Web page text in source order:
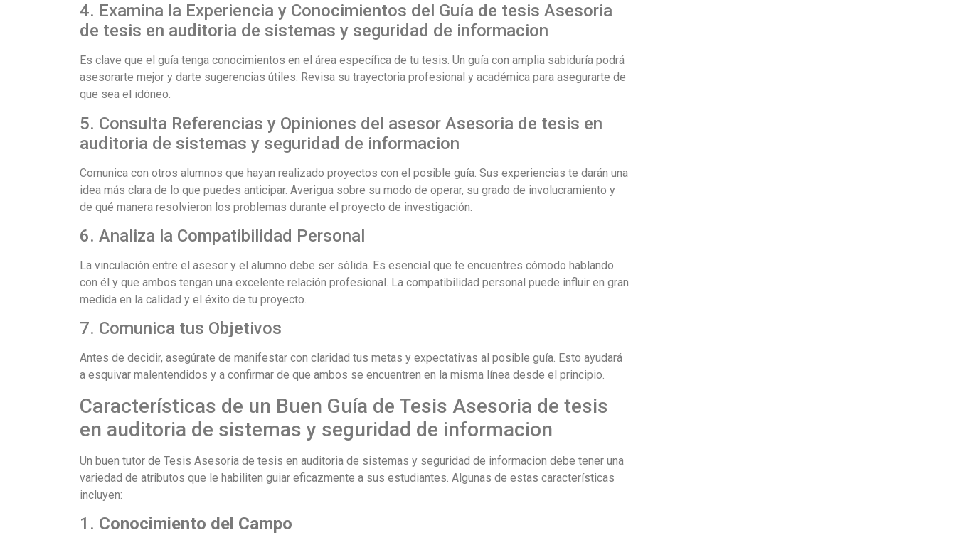
4. Examina la Experiencia y Conocimientos del Guía de tesis Asesoria
de tesis en auditoria de sistemas y seguridad de informacion
Es clave que el guía tenga conocimientos en el área específica de tu tesis. Un guía con amplia sabiduría podrá
asesorarte mejor y darte sugerencias útiles. Revisa su trayectoria profesional y académica para asegurarte de
que sea el idóneo.
5. Consulta Referencias y Opiniones del asesor Asesoria de tesis en
auditoria de sistemas y seguridad de informacion
Comunica con otros alumnos que hayan realizado proyectos con el posible guía. Sus experiencias te darán una
idea más clara de lo que puedes anticipar. Averigua sobre su modo de operar, su grado de involucramiento y
de qué manera resolvieron los problemas durante el proyecto de investigación.
6. Analiza la Compatibilidad Personal
La vinculación entre el asesor y el alumno debe ser sólida. Es esencial que te encuentres cómodo hablando
con él y que ambos tengan una excelente relación profesional. La compatibilidad personal puede influir en gran
medida en la calidad y el éxito de tu proyecto.
7. Comunica tus Objetivos
Antes de decidir, asegúrate de manifestar con claridad tus metas y expectativas al posible guía. Esto ayudará
a esquivar malentendidos y a confirmar de que ambos se encuentren en la misma línea desde el principio.
Características de un Buen Guía de Tesis Asesoria de tesis
en auditoria de sistemas y seguridad de informacion
Un buen tutor de Tesis Asesoria de tesis en auditoria de sistemas y seguridad de informacion debe tener una
variedad de atributos que le habiliten guiar eficazmente a sus estudiantes. Algunas de estas características
incluyen:
1. Conocimiento del Campo